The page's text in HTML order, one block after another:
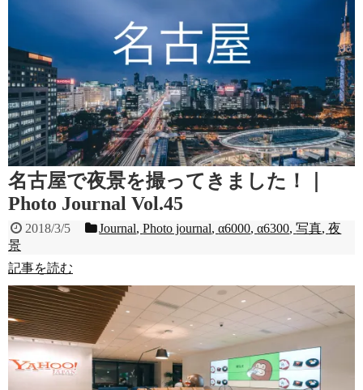
名古屋で夜景を撮ってきました！｜
Photo Journal Vol.45
2018/3/5 Journal,Photo journal,α6000,α6300,写真,夜
景
記事を読む